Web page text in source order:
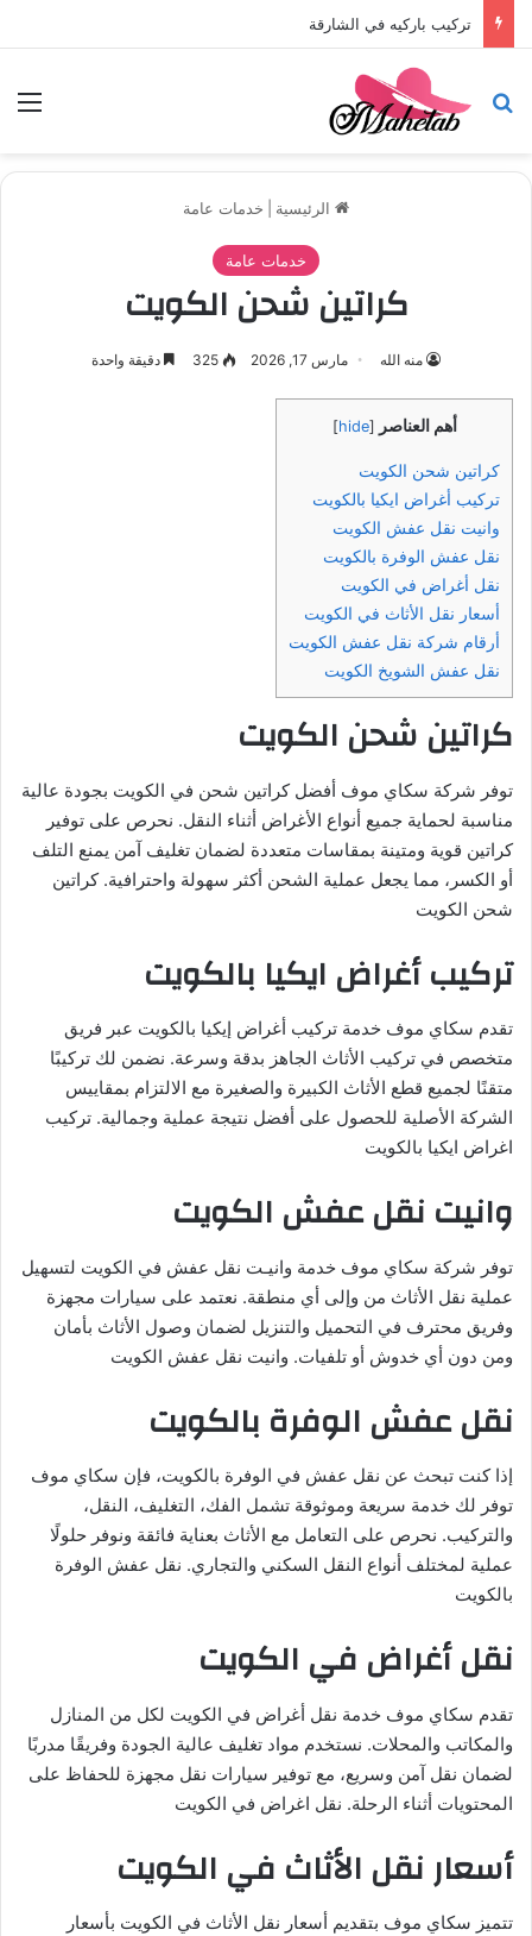
تركيب باركيه في الشارقة
بحث عن
الرئيسية خدمات عامة
خدمات عامة
كراتين شحن الكويت
منه الله مارس 17, 2026 325 دقيقة واحدة
أهم العناصر [
hide
]
كراتين شحن الكويت
تركيب أغراض ايكيا بالكويت
وانيت نقل عفش الكويت
نقل عفش الوفرة بالكويت
نقل أغراض في الكويت
أسعار نقل الأثاث في الكويت
أرقام شركة نقل عفش الكويت
نقل عفش الشويخ الكويت
كراتين شحن الكويت
توفر شركة سكاي موف أفضل كراتين شحن في الكويت بجودة عالية
مناسبة لحماية جميع أنواع الأغراض أثناء النقل. نحرص على توفير
كراتين قوية ومتينة بمقاسات متعددة لضمان تغليف آمن يمنع التلف
أو الكسر، مما يجعل عملية الشحن أكثر سهولة واحترافية. كراتين
شحن الكويت
تركيب أغراض ايكيا بالكويت
تقدم سكاي موف خدمة تركيب أغراض إيكيا بالكويت عبر فريق
متخصص في تركيب الأثاث الجاهز بدقة وسرعة. نضمن لك تركيبًا
متقنًا لجميع قطع الأثاث الكبيرة والصغيرة مع الالتزام بمقاييس
الشركة الأصلية للحصول على أفضل نتيجة عملية وجمالية. تركيب
اغراض ايكيا بالكويت
وانيت نقل عفش الكويت
توفر شركة سكاي موف خدمة وانيـت نقل عفش في الكويت لتسهيل
عملية نقل الأثاث من وإلى أي منطقة. نعتمد على سيارات مجهزة
وفريق محترف في التحميل والتنزيل لضمان وصول الأثاث بأمان
ومن دون أي خدوش أو تلفيات. وانيت نقل عفش الكويت
نقل عفش الوفرة بالكويت
إذا كنت تبحث عن نقل عفش في الوفرة بالكويت، فإن سكاي موف
توفر لك خدمة سريعة وموثوقة تشمل الفك، التغليف، النقل،
والتركيب. نحرص على التعامل مع الأثاث بعناية فائقة ونوفر حلولًا
عملية لمختلف أنواع النقل السكني والتجاري. نقل عفش الوفرة
بالكويت
نقل أغراض في الكويت
تقدم سكاي موف خدمة نقل أغراض في الكويت لكل من المنازل
والمكاتب والمحلات. نستخدم مواد تغليف عالية الجودة وفريقًا مدربًا
لضمان نقل آمن وسريع، مع توفير سيارات نقل مجهزة للحفاظ على
المحتويات أثناء الرحلة. نقل اغراض في الكويت
أسعار نقل الأثاث في الكويت
تتميز سكاي موف بتقديم أسعار نقل الأثاث في الكويت بأسعار